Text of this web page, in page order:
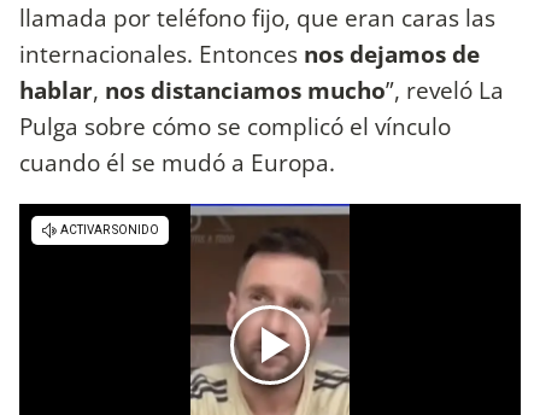
llamada por teléfono fijo, que eran caras las
internacionales. Entonces nos dejamos de
hablar, nos distanciamos mucho”, reveló La
Pulga sobre cómo se complicó el vínculo
cuando él se mudó a Europa.